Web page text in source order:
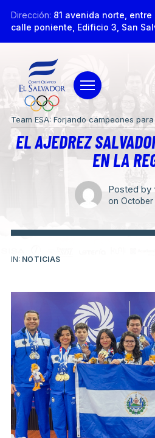
Dirección: 81 avenida norte, entre
calle poniente, Edificio 3, San
Team ESA: Forjando campeones
EL AJEDREZ
EN LA
Posted by
on October
IN: NOTICIAS